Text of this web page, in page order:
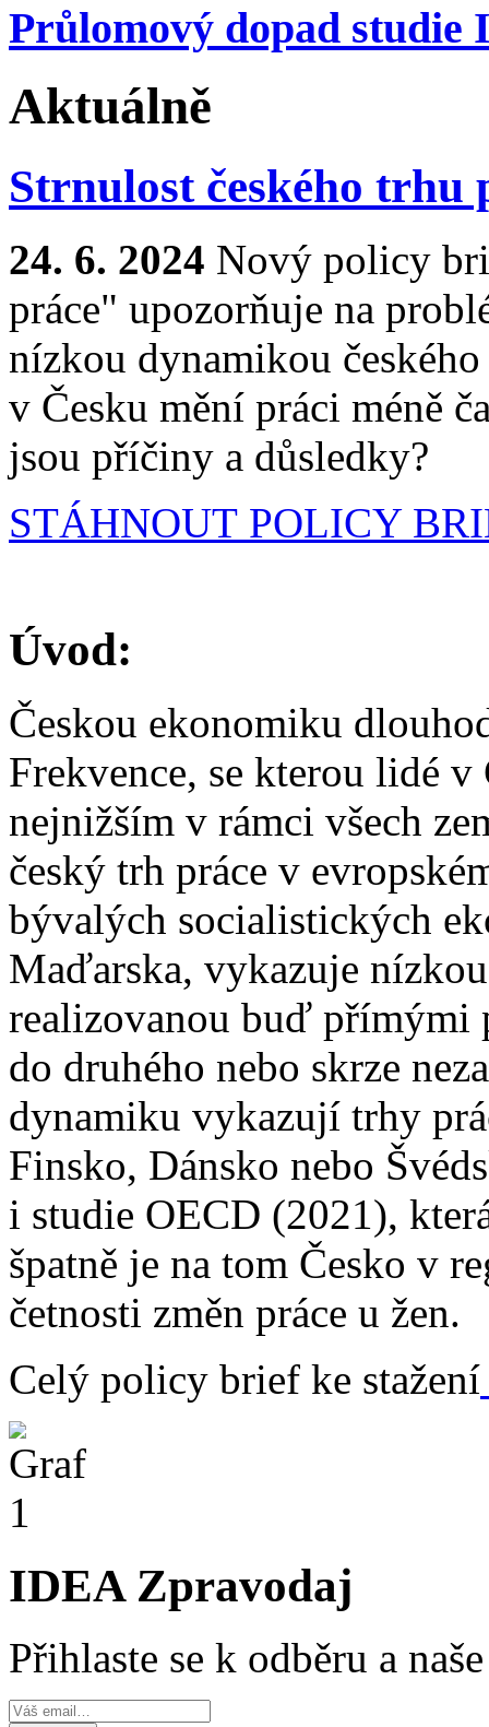
Průlomový dopad
Aktuálně
Strnulost českého trhu
24. 6. 2024 Nový policy
práce" upozorňuje na
nízkou dynamikou
v Česku mění práci méně
jsou příčiny a důsledky?
STÁHNOUT POLICY
Úvod:
Českou ekonomiku
Frekvence, se kterou lidé
nejnižším v rámci všech
český trh práce v
bývalých socialistických
Maďarska, vykazuje
realizovanou buď přímými
do druhého nebo skrze
dynamiku vykazují trhy
Finsko, Dánsko nebo
i studie OECD (2021),
špatně je na tom Česko v
četnosti změn práce u žen.
Celý policy brief ke stažení
IDEA Zpravodaj
Přihlaste se k odběru a